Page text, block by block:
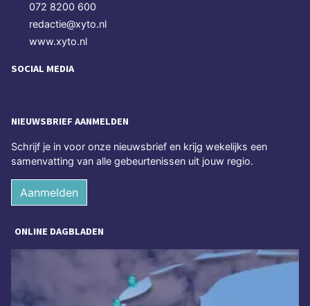
072 8200 600
redactie@xyto.nl
www.xyto.nl
SOCIAL MEDIA
NIEUWSBRIEF AANMELDEN
Schrijf je in voor onze nieuwsbrief en krijg wekelijks een
samenvatting van alle gebeurtenissen uit jouw regio.
Aanmelden
ONLINE DAGBLADEN